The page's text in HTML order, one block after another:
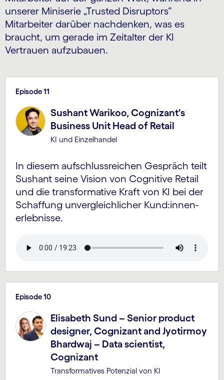
unserer Miniserie „Trusted Disruptors“
Mitarbeiter darüber nachdenken, was es
braucht, um gerade im Zeitalter der KI
Vertrauen aufzubauen.
Episode 11
Sushant Warikoo, Cognizant's
Business Unit Head of Retail
KI und Einzelhandel
In diesem aufschlussreichen Gespräch teilt
Sushant seine Vision von Cognitive Retail
und die transformative Kraft von KI bei der
Schaffung unvergleichlicher Kund:innen­
erlebnisse.
Episode 10
Elisabeth Sund – Senior product
designer, Cognizant and Jyotirmoy
Bhardwaj – Data scientist,
Cognizant
Transformatives Potenzial von KI